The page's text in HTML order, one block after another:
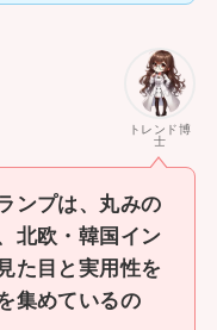
トレンド博
士
ンプは、丸みの
北欧・韓国イン
た目と実用性を
集めているの